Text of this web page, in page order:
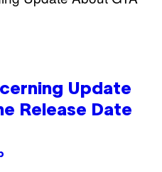
Update
Release Date